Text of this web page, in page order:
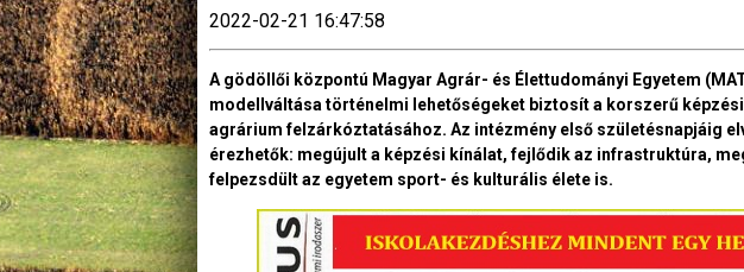
2022-02-21 16:47:58
A gödöllői központú Magyar Agrár- és Élettudományi Egyetem
modellváltása történelmi lehetőségeket biztosít a korszerű
agrárium felzárkóztatásához. Az intézmény első születésnapjáig
érezhetők: megújult a képzési kínálat, fejlődik az infrastruktúra,
felpezsdült az egyetem sport- és kulturális élete is.